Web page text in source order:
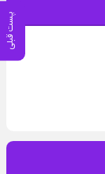
پست قبلی